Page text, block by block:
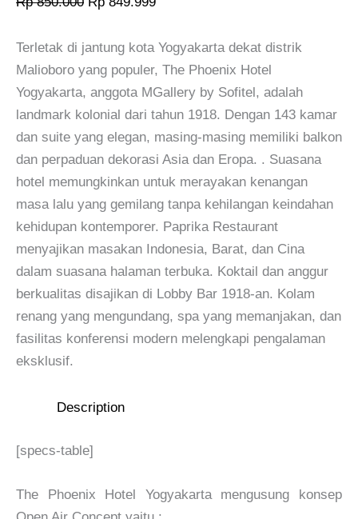
Terletak di jantung kota Yogyakarta dekat distrik
Malioboro yang populer, The Phoenix Hotel
Yogyakarta, anggota MGallery by Sofitel, adalah
landmark kolonial dari tahun 1918. Dengan 143 kamar
dan suite yang elegan, masing-masing memiliki balkon
dan perpaduan dekorasi Asia dan Eropa. . Suasana
hotel memungkinkan untuk merayakan kenangan
masa lalu yang gemilang tanpa kehilangan keindahan
kehidupan kontemporer. Paprika Restaurant
menyajikan masakan Indonesia, Barat, dan Cina
dalam suasana halaman terbuka. Koktail dan anggur
berkualitas disajikan di Lobby Bar 1918-an. Kolam
renang yang mengundang, spa yang memanjakan, dan
fasilitas konferensi modern melengkapi pengalaman
eksklusif.
Description
[specs-table]
The Phoenix Hotel Yogyakarta mengusung konsep